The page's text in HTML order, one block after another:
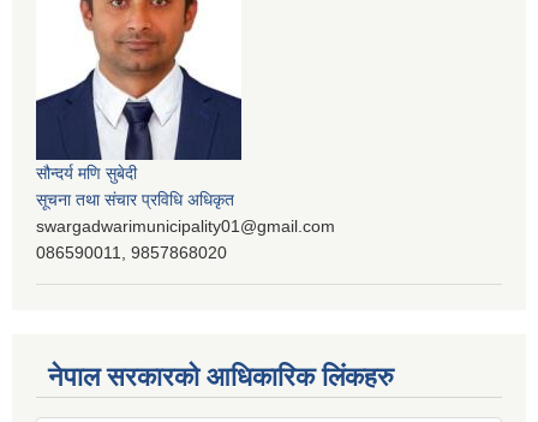
सौन्दर्य मणि सुबेदी
सूचना तथा संचार प्रविधि अधिकृत
swargadwarimunicipality01@gmail.com
086590011, 9857868020
नेपाल सरकारको आधिकारिक लिंकहरु